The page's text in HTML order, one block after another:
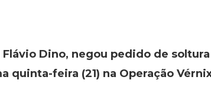
Flávio Dino, negou pedido de
quinta-feira (21) na Operação